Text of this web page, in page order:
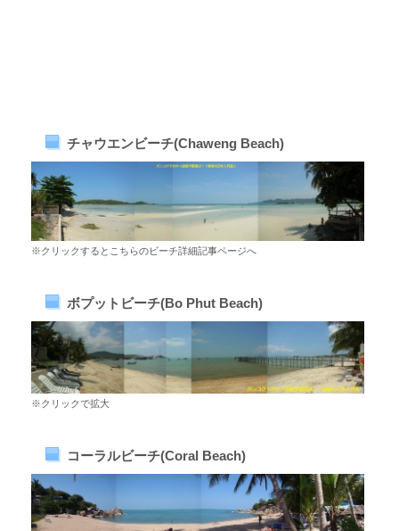
チャウエンビーチ(Chaweng Beach)
※クリックするとこちらのビーチ詳細記事ページへ
ボプットビーチ(Bo Phut Beach)
※クリックで拡大
コーラルビーチ(Coral Beach)